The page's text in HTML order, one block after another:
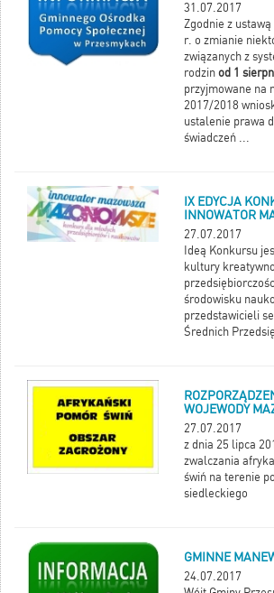
31.07.2017
Zgodnie z
r. o zmianie
związanych z
rodzinod 1
przyjmowane na
2017/2018
ustalenie prawa
świadczeń ...
IX EDYCJA
INNOWATOR
27.07.2017
Ideą Konkursu
kultury
środowisku
przedstawicieli
Średnich
WOJEWODY
27.07.2017
z dnia 25 lipca
zwalczania
świń na terenie
siedleckiego
GMINNE
24.07.2017